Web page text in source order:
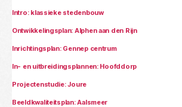
Intro: klassieke stedenbouw
Ontwikkelingsplan: Alphen aan den Rijn
Inrichtingsplan: Gennep centrum
In- en uitbreidingsplannen: Hoofddorp
Projectenstudie: Joure
Beeldkwaliteitsplan: Aalsmeer